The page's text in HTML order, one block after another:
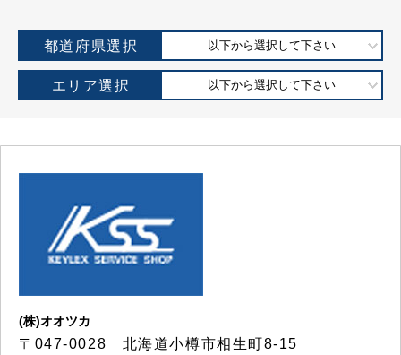
都道府県選択 以下から選択して下さい
エリア選択 以下から選択して下さい
(株)オオツカ
〒047-0028 北海道小樽市相生町8-15